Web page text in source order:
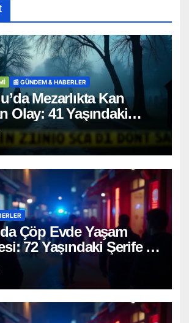
📰 GÜNDEM & HABERLER
Mezarlıkta Kan
Olay: 41 Yaşındaki
Asılı Bulundu
Çöp Evde Yaşam
72 Yaşındaki Şerife D.
Kurtarıldı